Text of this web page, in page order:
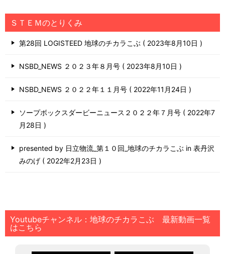
ＳＴＥＭのとりくみ
第28回 LOGISTEED 地球のチカラこぶ 2023年8月10日
NSBD_NEWS ２０２３年８月号 2023年8月10日
NSBD_NEWS ２０２２年１１月号 2022年11月24日
ソープボックスダービーニュース２０２２年７月号
2022年7
月28日
presented by 日立物流_第１０回_地球のチカラこぶ in 表丹沢
みのげ
2022年2月23日
Youtubeチャンネル：地球のチカラこぶ 最新動画一覧
はこちら